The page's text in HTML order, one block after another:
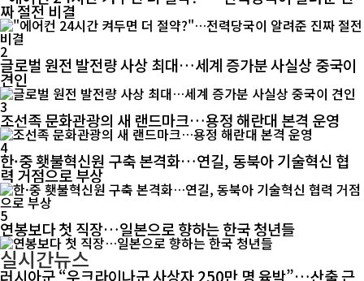
짜 절전 비결
2
글로벌 원전 발전량 사상 최대…세계 증가분 사실상 중국이
견인
3
조선족 문화관광의 새 랜드마크…용정 해란대 본격 운영
4
한·중 횃불혁신원 구축 본격화…연길, 동북아 기술혁신 협
력 거점으로 부상
5
연봉보다 첫 직장…일본으로 향하는 한국 청년들
실시간뉴스
러시아군 “우크라이나군 사상자 250만 명 육박”…산출 근